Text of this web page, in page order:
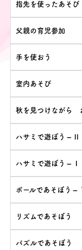
指先を使ったあそび
父親の育児参加
手を使おう
室内あそび
秋を見つけながら
ハサミで遊ぼう – Ⅱ
ハサミで遊ぼう – Ⅰ
ボールであそぼう –
リズムであそぼう
パズルであそぼう